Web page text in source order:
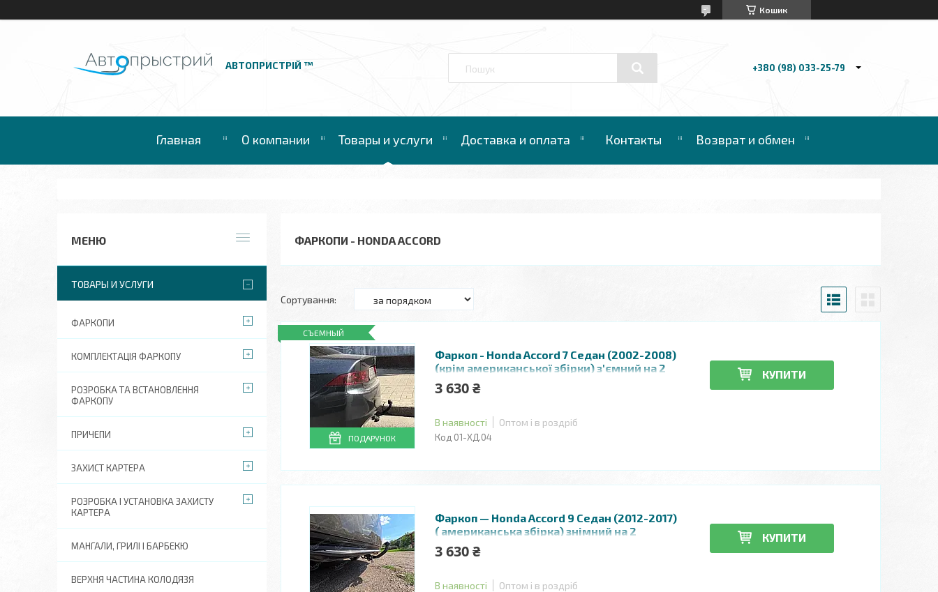
Кошик
АВТОПРИСТРІЙ ™ +380 (98) 033-25-79
Главная О компании Товары и услуги Доставка и оплата Контакты Возврат и обмен
ФАРКОПИ - HONDA ACCORD
СЪЕМНЫЙ
ПОДАРУНОК
КУПИТИ
Фаркоп - Honda Accord 7 Седан (2002-2008)
(крім американської збірки) з'ємний на 2
болтах
3 630 ₴
В наявності Оптом і в роздріб
01-ХД.04
КУПИТИ
Фаркоп — Honda Accord 9 Седан (2012-2017)
( американська збірка) знімний на 2
болтах
3 630 ₴
В наявності Оптом і в роздріб
ТОВАРЫ И УСЛУГИ
ФАРКОПИ
КОМПЛЕКТАЦІЯ ФАРКОПУ
РОЗРОБКА ТА ВСТАНОВЛЕННЯ
ФАРКОПУ
ПРИЧЕПИ
ЗАХИСТ КАРТЕРА
РОЗРОБКА І УСТАНОВКА ЗАХИСТУ
КАРТЕРА
МАНГАЛИ, ГРИЛІ І БАРБЕКЮ
ВЕРХНЯ ЧАСТИНА КОЛОДЯЗЯ